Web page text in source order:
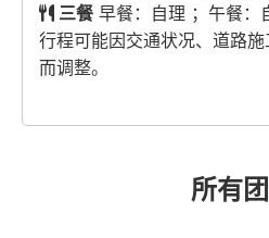
三餐 早餐：自理 ；午餐：
行程可能因交通状况、道路
而调整。
所有